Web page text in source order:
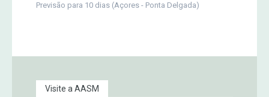
Previsão para 10 dias (Açores - Ponta Delgada)
Visite a AASM